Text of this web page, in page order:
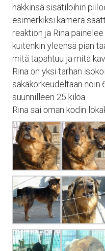
häkkinsä sisätiloihin
esimerkiksi kamera
reaktion ja Rina
kuitenkin yleensä pian
mitä tapahtuu ja mitä
Rina on yksi tarhan
säkäkorkeudeltaan noin
suunnilleen 25 kiloa.
Rina sai oman kodin